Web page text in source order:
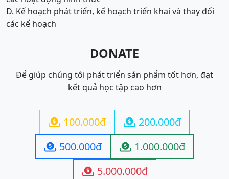
D. Kế hoạch phát triển, kế hoạch triển khai và thay đổi
các kế hoạch
DONATE
Để giúp chúng tôi phát triển sản phẩm tốt hơn, đạt
kết quả học tập cao hơn
 100.000đ  200.000đ
 500.000đ  1.000.000đ
 5.000.000đ